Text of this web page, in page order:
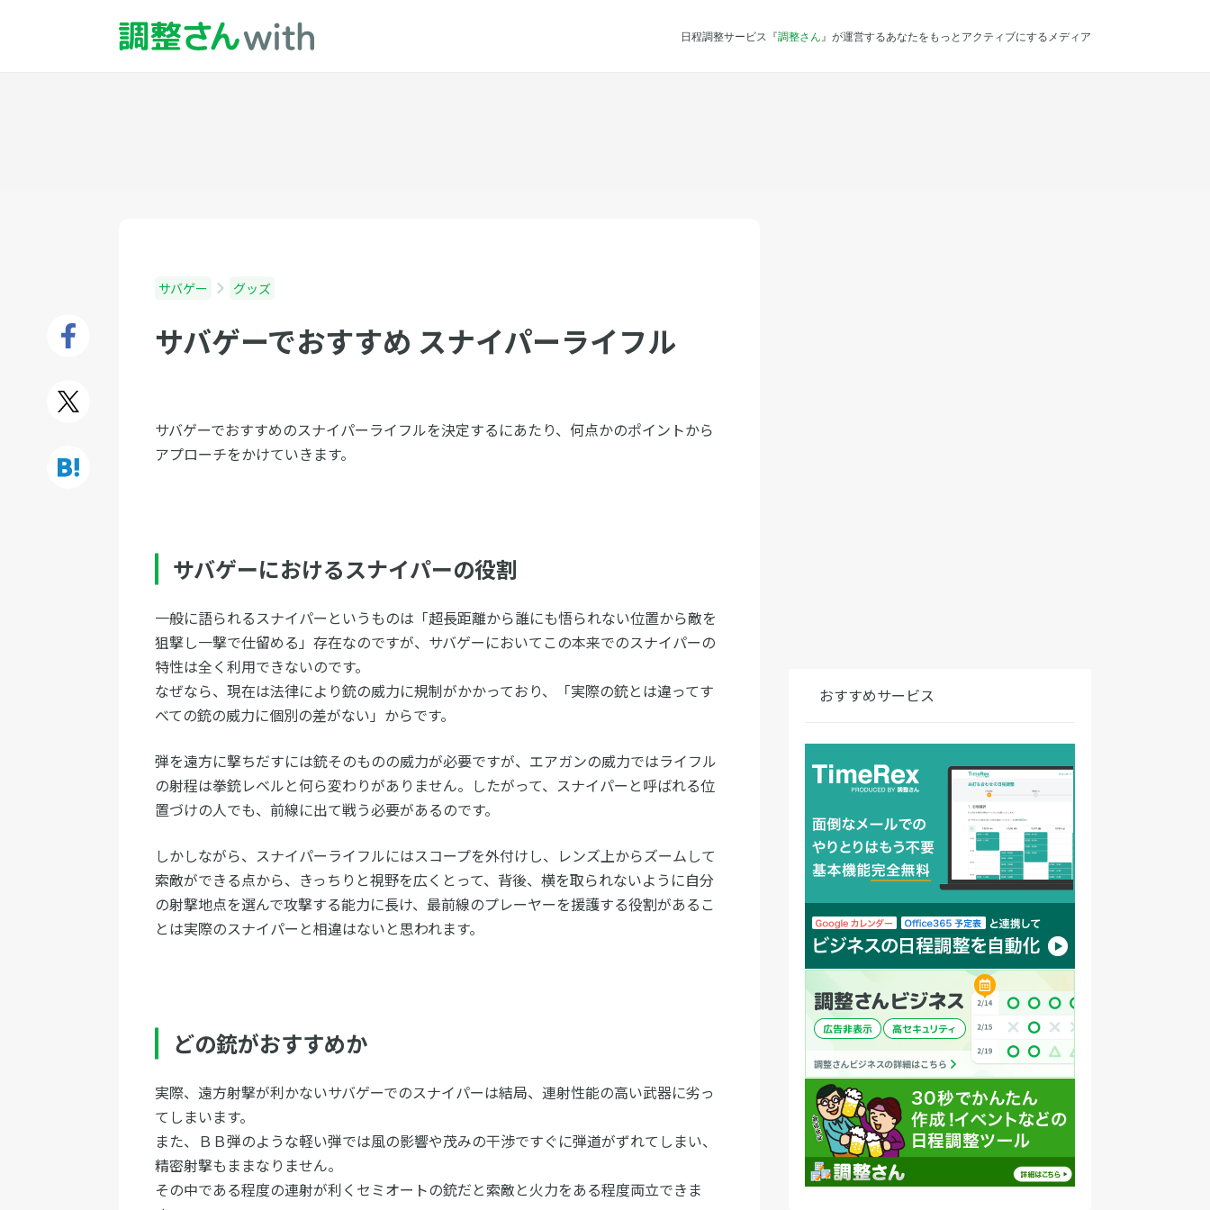
日程調整サービス『調整さん 』が運営するあなたをもっとアクティブにするメディア
サバゲー グッズ
サバゲーでおすすめ スナイパーライフル
サバゲーでおすすめのスナイパーライフルを決定するにあたり、何点かのポイントから
アプローチをかけていきます。
サバゲーにおけるスナイパーの役割
一般に語られるスナイパーというものは「超長距離から誰にも悟られない位置から敵を
狙撃し一撃で仕留める」存在なのですが、サバゲーにおいてこの本来でのスナイパーの
特性は全く利用できないのです。
なぜなら、現在は法律により銃の威力に規制がかかっており、「実際の銃とは違ってす
べての銃の威力に個別の差がない」からです。
弾を遠方に撃ちだすには銃そのものの威力が必要ですが、エアガンの威力ではライフル
の射程は拳銃レベルと何ら変わりがありません。したがって、スナイパーと呼ばれる位
置づけの人でも、前線に出て戦う必要があるのです。
しかしながら、スナイパーライフルにはスコープを外付けし、レンズ上からズームして
索敵ができる点から、きっちりと視野を広くとって、背後、横を取られないように自分
の射撃地点を選んで攻撃する能力に長け、最前線のプレーヤーを援護する役割があるこ
とは実際のスナイパーと相違はないと思われます。
どの銃がおすすめか
実際、遠方射撃が利かないサバゲーでのスナイパーは結局、連射性能の高い武器に劣っ
てしまいます。
また、ＢＢ弾のような軽い弾では風の影響や茂みの干渉ですぐに弾道がずれてしまい、
精密射撃もままなりません。
その中である程度の連射が利くセミオートの銃だと索敵と火力をある程度両立できま
おすすめサービス